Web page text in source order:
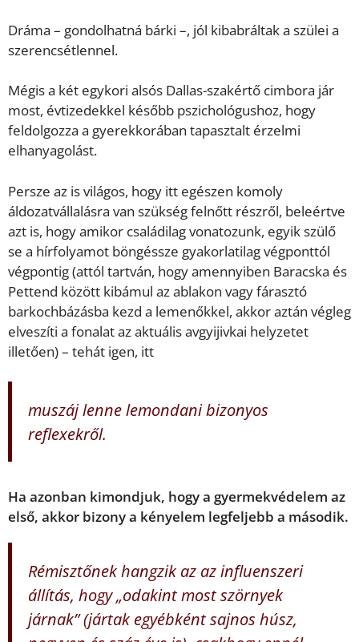
Dráma – gondolhatná bárki –, jól kibabráltak a szülei a
szerencsétlennel.
Mégis a két egykori alsós Dallas-szakértő cimbora jár
most, évtizedekkel később pszichológushoz, hogy
feldolgozza a gyerekkorában tapasztalt érzelmi
elhanyagolást.
Persze az is világos, hogy itt egészen komoly
áldozatvállalásra van szükség felnőtt részről, beleértve
azt is, hogy amikor családilag vonatozunk, egyik szülő
se a hírfolyamot böngéssze gyakorlatilag végponttól
végpontig (attól tartván, hogy amennyiben Baracska és
Pettend között kibámul az ablakon vagy fárasztó
barkochbázásba kezd a lemenőkkel, akkor aztán végleg
elveszíti a fonalat az aktuális avgyijivkai helyzetet
illetően) – tehát igen, itt
muszáj lenne lemondani bizonyos
reflexekről.
Ha azonban kimondjuk, hogy a gyermekvédelem az
első, akkor bizony a kényelem legfeljebb a második.
Rémisztőnek hangzik az az influenszeri
állítás, hogy „odakint most szörnyek
járnak” (jártak egyébként sajnos húsz,